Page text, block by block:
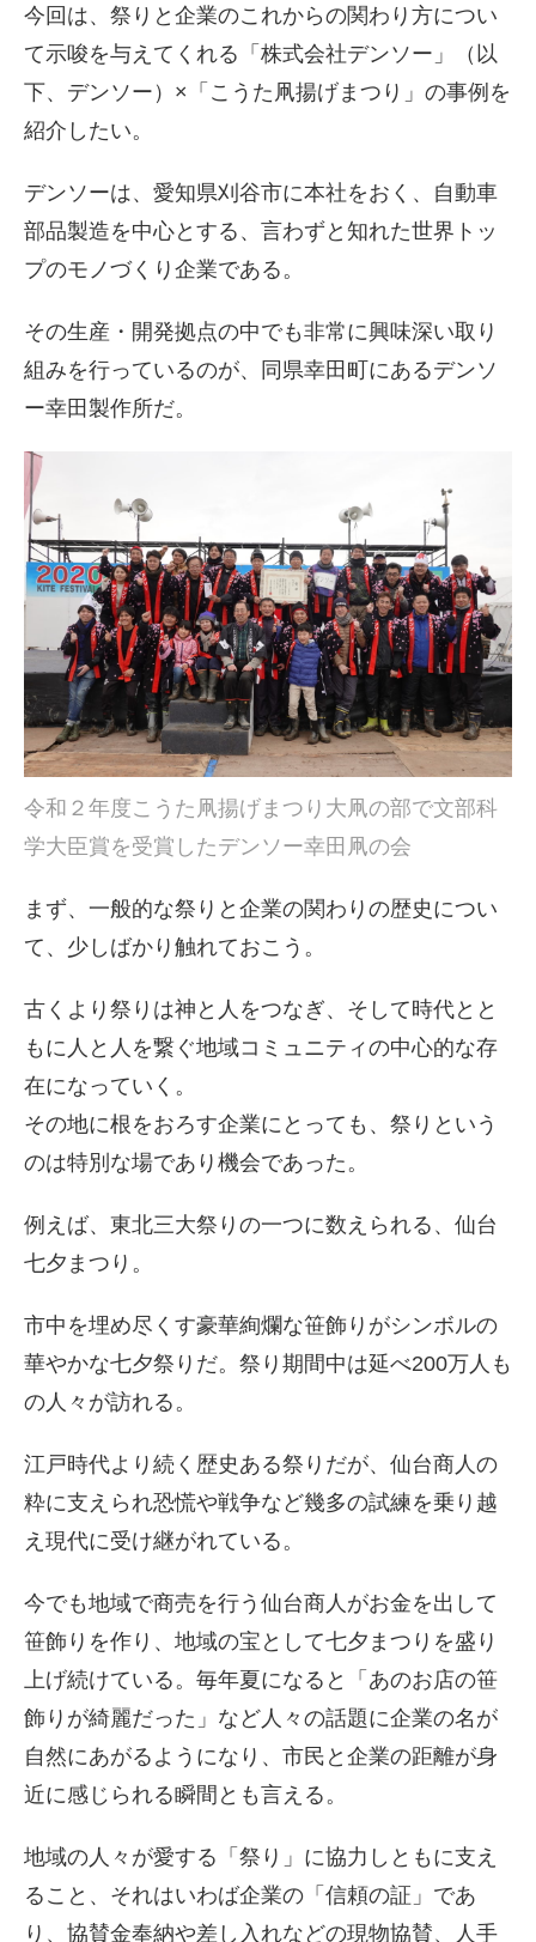
今回は、祭りと企業のこれからの関わり方につい
て示唆を与えてくれる「株式会社デンソー」（以
下、デンソー）×「こうた凧揚げまつり」の事例を
紹介したい。
デンソーは、愛知県刈谷市に本社をおく、自動車
部品製造を中心とする、言わずと知れた世界トッ
プのモノづくり企業である。
その生産・開発拠点の中でも非常に興味深い取り
組みを行っているのが、同県幸田町にあるデンソ
ー幸田製作所だ。
令和２年度こうた凧揚げまつり大凧の部で文部科
学大臣賞を受賞したデンソー幸田凧の会
まず、一般的な祭りと企業の関わりの歴史につい
て、少しばかり触れておこう。
古くより祭りは神と人をつなぎ、そして時代とと
もに人と人を繋ぐ地域コミュニティの中心的な存
在になっていく。
その地に根をおろす企業にとっても、祭りという
のは特別な場であり機会であった。
例えば、東北三大祭りの一つに数えられる、仙台
七夕まつり。
市中を埋め尽くす豪華絢爛な笹飾りがシンボルの
華やかな七夕祭りだ。祭り期間中は延べ200万人も
の人々が訪れる。
江戸時代より続く歴史ある祭りだが、仙台商人の
粋に支えられ恐慌や戦争など幾多の試練を乗り越
え現代に受け継がれている。
今でも地域で商売を行う仙台商人がお金を出して
笹飾りを作り、地域の宝として七夕まつりを盛り
上げ続けている。毎年夏になると「あのお店の笹
飾りが綺麗だった」など人々の話題に企業の名が
自然にあがるようになり、市民と企業の距離が身
近に感じられる瞬間とも言える。
地域の人々が愛する「祭り」に協力しともに支え
ること、それはいわば企業の「信頼の証」であ
り、協賛金奉納や差し入れなどの現物協賛、人手